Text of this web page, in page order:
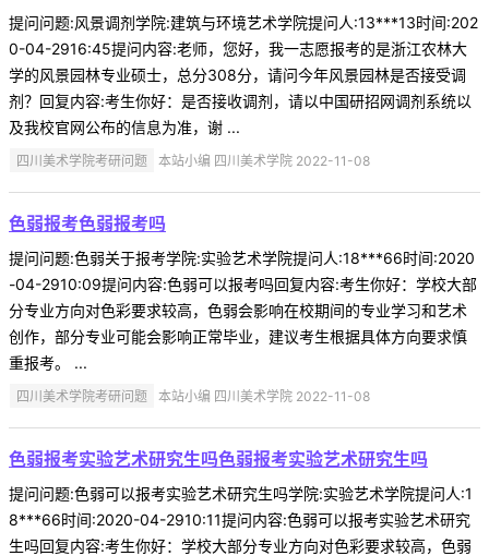
提问问题:风景调剂学院:建筑与环境艺术学院提问人:13***13时间:202
0-04-2916:45提问内容:老师，您好，我一志愿报考的是浙江农林大
学的风景园林专业硕士，总分308分，请问今年风景园林是否接受调
剂？回复内容:考生你好：是否接收调剂，请以中国研招网调剂系统以
及我校官网公布的信息为准，谢 ...
四川美术学院考研问题 本站小编 四川美术学院 2022-11-08
色弱报考色弱报考吗
提问问题:色弱关于报考学院:实验艺术学院提问人:18***66时间:2020
-04-2910:09提问内容:色弱可以报考吗回复内容:考生你好：学校大部
分专业方向对色彩要求较高，色弱会影响在校期间的专业学习和艺术
创作，部分专业可能会影响正常毕业，建议考生根据具体方向要求慎
重报考。 ...
四川美术学院考研问题 本站小编 四川美术学院 2022-11-08
色弱报考实验艺术研究生吗色弱报考实验艺术研究生吗
提问问题:色弱可以报考实验艺术研究生吗学院:实验艺术学院提问人:1
8***66时间:2020-04-2910:11提问内容:色弱可以报考实验艺术研究
生吗回复内容:考生你好：学校大部分专业方向对色彩要求较高，色弱